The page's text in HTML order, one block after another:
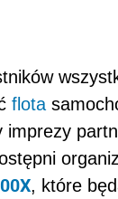
flota
imprezy
, które